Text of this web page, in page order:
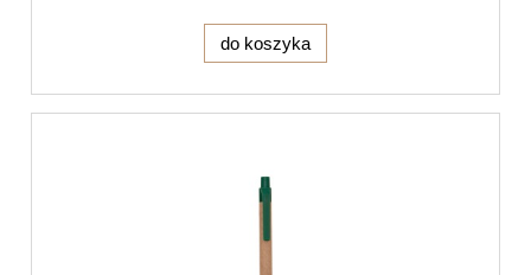
do koszyka